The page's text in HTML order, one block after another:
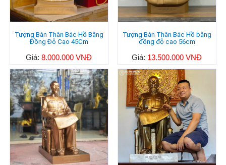
Tượng Bán Thân Bác Hồ Bằng
Đồng Đỏ Cao 45Cm
Giá:8.000.000 VNĐ
Tượng Bán Thân Bác Hồ bằng
đồng đỏ cao 56cm
Giá: 13.500.000 VNĐ